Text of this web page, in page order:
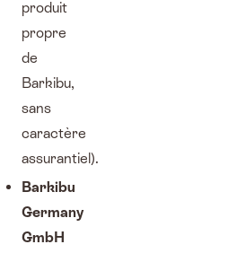
produit
propre
de
Barkibu,
sans
caractère
assurantiel).
Barkibu
Germany
GmbH